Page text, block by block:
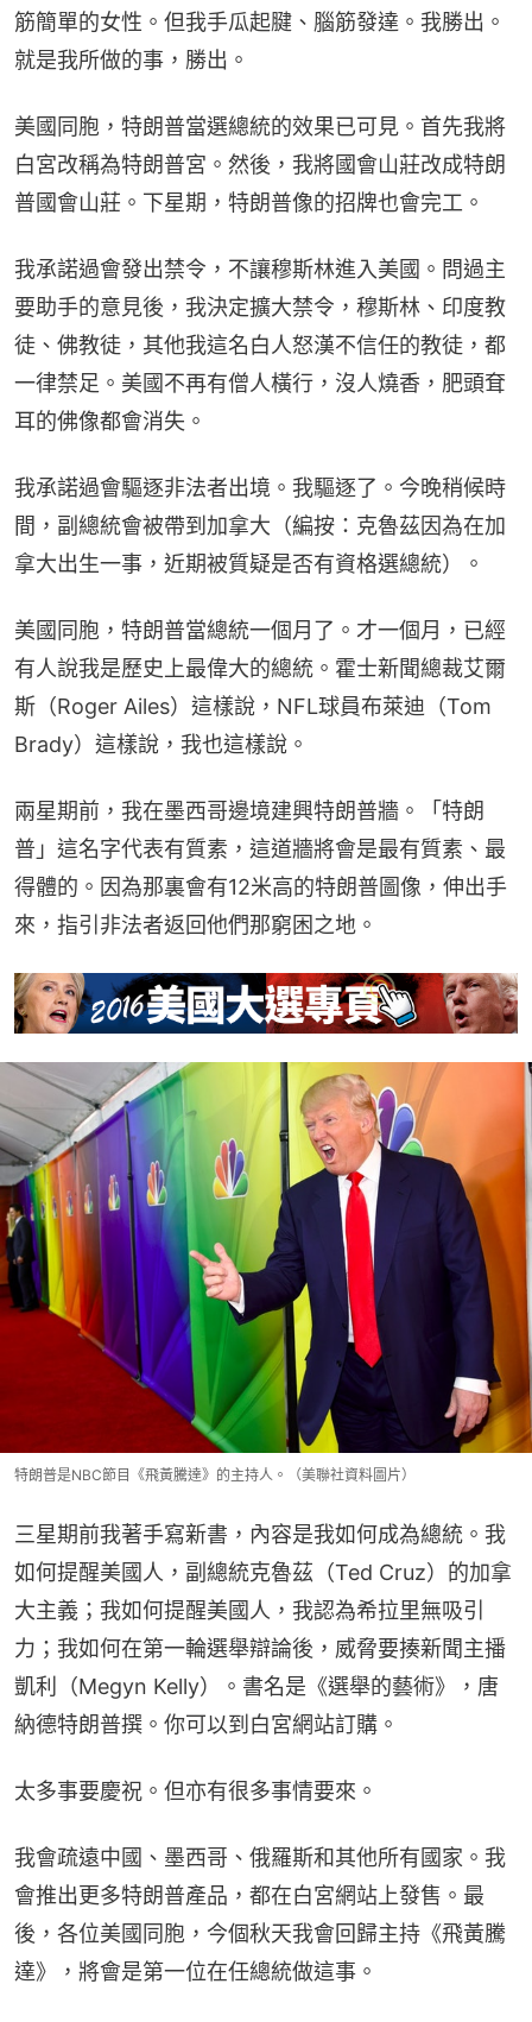
筋簡單的女性。但我手瓜起腱、腦筋發達。我勝出。
就是我所做的事，勝出。
美國同胞，特朗普當選總統的效果已可見。首先我將
白宮改稱為特朗普宮。然後，我將國會山莊改成特朗
普國會山莊。下星期，特朗普像的招牌也會完工。
我承諾過會發出禁令，不讓穆斯林進入美國。問過主
要助手的意見後，我決定擴大禁令，穆斯林、印度教
徒、佛教徒，其他我這名白人怒漢不信任的教徒，都
一律禁足。美國不再有僧人橫行，沒人燒香，肥頭耷
耳的佛像都會消失。
我承諾過會驅逐非法者出境。我驅逐了。今晚稍候時
間，副總統會被帶到加拿大（編按：克魯茲因為在加
拿大出生一事，近期被質疑是否有資格選總統）。
美國同胞，特朗普當總統一個月了。才一個月，已經
有人說我是歷史上最偉大的總統。霍士新聞總裁艾爾
斯（Roger Ailes）這樣說，NFL球員布萊迪（Tom
Brady）這樣說，我也這樣說。
兩星期前，我在墨西哥邊境建興特朗普牆。「特朗
普」這名字代表有質素，這道牆將會是最有質素、最
得體的。因為那裏會有12米高的特朗普圖像，伸出手
來，指引非法者返回他們那窮困之地。
特朗普是NBC節目《飛黃騰達》的主持人。（美聯社資料圖片）
三星期前我著手寫新書，內容是我如何成為總統。我
如何提醒美國人，副總統克魯茲（Ted Cruz）的加拿
大主義；我如何提醒美國人，我認為希拉里無吸引
力；我如何在第一輪選舉辯論後，威脅要揍新聞主播
凱利（Megyn Kelly）。書名是《選舉的藝術》，唐
納德特朗普撰。你可以到白宮網站訂購。
太多事要慶祝。但亦有很多事情要來。
我會疏遠中國、墨西哥、俄羅斯和其他所有國家。我
會推出更多特朗普產品，都在白宮網站上發售。最
後，各位美國同胞，今個秋天我會回歸主持《飛黃騰
達》，將會是第一位在任總統做這事。